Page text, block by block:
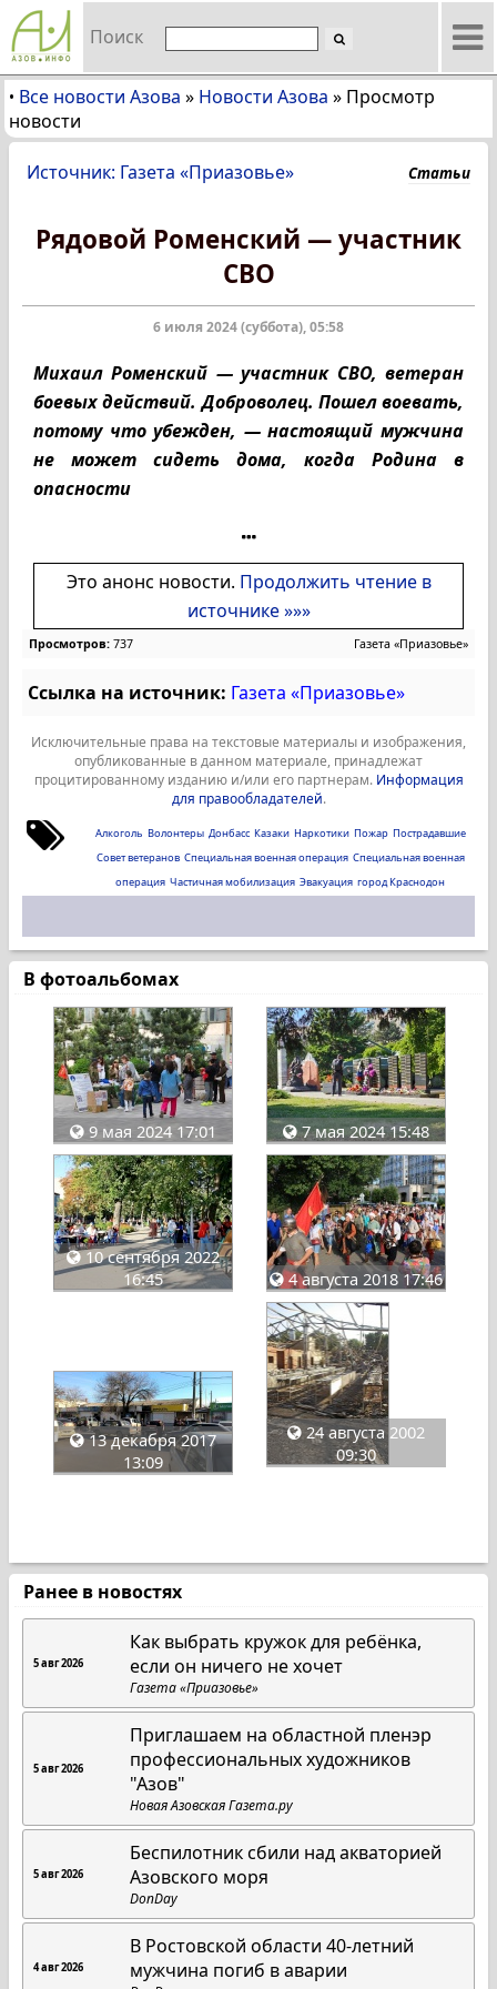
Поиск
• Все новости Азова » Новости Азова » Просмотр
новости
Источник: Газета «Приазовье» Статьи
Рядовой Роменский — участник
СВО
6 июля 2024 (суббота), 05:58
Михаил Роменский — участник СВО, ветеран
боевых действий. Доброволец. Пошел воевать,
потому что убежден, — настоящий мужчина
не может сидеть дома, когда Родина в
опасности
Это анонс новости. Продолжить чтение в
источнике »»»
Просмотров: 737 Газета «Приазовье»
Ссылка на источник: Газета «Приазовье»
Исключительные права на текстовые материалы и изображения,
опубликованные в данном материале, принадлежат
процитированному изданию и/или его партнерам. Информация
для правообладателей.
Алкоголь Волонтеры Донбасс Казаки Наркотики Пожар Пострадавшие
Совет ветеранов Специальная военная операция Специальная военная
операция Частичная мобилизация Эвакуация город Краснодон
В фотоальбомах
9 мая 2024 17:01 7 мая 2024 15:48
10 сентября 2022
16:45
4 августа 2018 17:46
13 декабря 2017
13:09
24 августа 2002
09:30
Ранее в новостях
5 авг 2026
Как выбрать кружок для ребёнка,
если он ничего не хочет
Газета «Приазовье»
5 авг 2026
Приглашаем на областной пленэр
профессиональных художников
"Азов"
Новая Азовская Газета.ру
5 авг 2026
Беспилотник сбили над акваторией
Азовского моря
DonDay
4 авг 2026
В Ростовской области 40-летний
мужчина погиб в аварии